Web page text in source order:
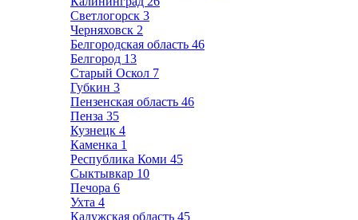
Светлогорск 3
Черняховск 2
Белгородская область 46
Белгород 13
Старый Оскол 7
Губкин 3
Пензенская область 46
Пенза 35
Кузнецк 4
Каменка 1
Республика Коми 45
Сыктывкар 10
Печора 6
Ухта 4
Калужская область 45